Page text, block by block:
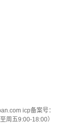
icp备案号：
周五9:00-18:00）